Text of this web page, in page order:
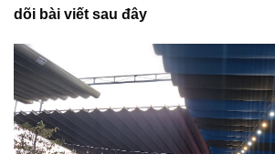
dõi bài viết sau đây